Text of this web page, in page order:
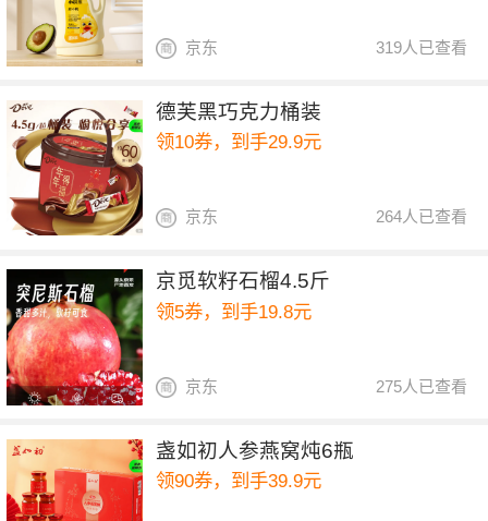
319人已查看
京东
德芙黑巧克力桶装
领10券，到手29.9元
264人已查看
京东
京觅软籽石榴4.5斤
领5券，到手19.8元
275人已查看
京东
盏如初人参燕窝炖6瓶
领90券，到手39.9元